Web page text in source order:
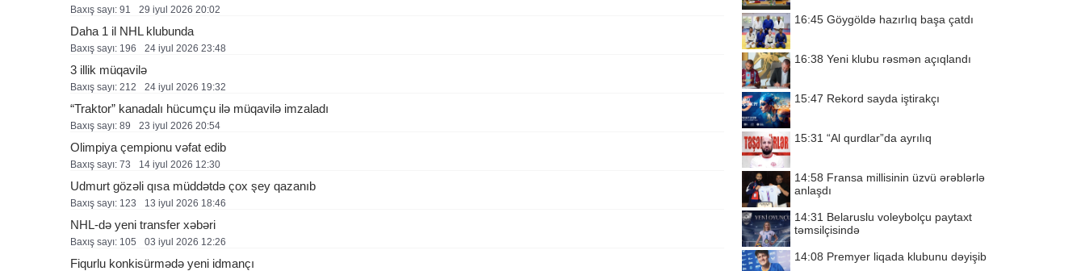
Baxış sayı: 91 29 i̇yul 2026 20:02
Daha 1 il NHL klubunda
Baxış sayı: 196 24 i̇yul 2026 23:48
3 illik müqavilə
Baxış sayı: 212 24 i̇yul 2026 19:32
“Traktor” kanadalı hücumçu ilə müqavilə imzaladı
Baxış sayı: 89 23 i̇yul 2026 20:54
Olimpiya çempionu vəfat edib
Baxış sayı: 73 14 i̇yul 2026 12:30
Udmurt gözəli qısa müddətdə çox şey qazanıb
Baxış sayı: 123 13 i̇yul 2026 18:46
NHL-də yeni transfer xəbəri
Baxış sayı: 105 03 i̇yul 2026 12:26
Fiqurlu konkisürmədə yeni idmançı
16:45 Göygöldə hazırlıq başa çatdı
16:38 Yeni klubu rəsmən açıqlandı
15:47 Rekord sayda iştirakçı
15:31 “Al qurdlar”da ayrılıq
14:58 Fransa millisinin üzvü ərəblərlə
anlaşdı
14:31 Belaruslu voleybolçu paytaxt
təmsilçisində
14:08 Premyer liqada klubunu dəyişib